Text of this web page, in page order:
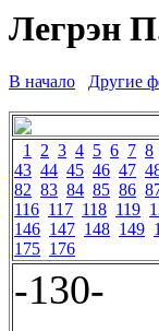
Легрэн
В начало Другие
1 2 3 4 5 6 7 8
43 44 45 46 47
82 83 84 85 86
116 117 118 119
146 147 148 149
175 176
-130-